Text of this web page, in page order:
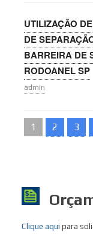
UTILIZAÇÃO
DE
BARREIRA DE
RODOANEL SP
admin
1 2 3
Clique aqui para